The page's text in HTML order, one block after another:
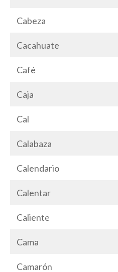
Cabeza
Cacahuate
Café
Caja
Cal
Calabaza
Calendario
Calentar
Caliente
Cama
Camarón